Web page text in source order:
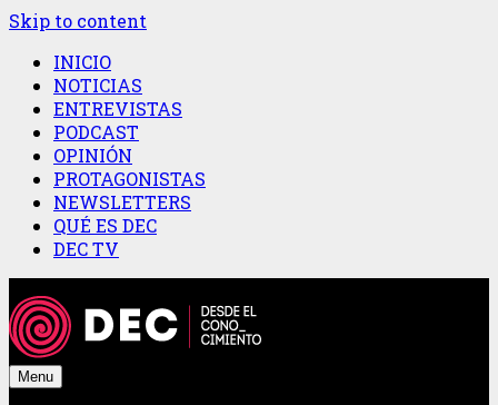
Skip to content
INICIO
NOTICIAS
ENTREVISTAS
PODCAST
OPINIÓN
PROTAGONISTAS
NEWSLETTERS
QUÉ ES DEC
DEC TV
Menu